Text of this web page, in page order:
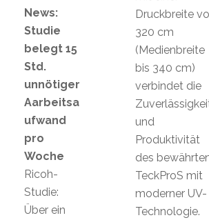
Druckbreite
320 cm
(Medienbreite
bis 340 cm)
verbindet die
und
Produktivität
des
TeckProS mit
moderner UV-
Technologie.
News:
Studie
belegt 15
Std.
unnötiger
Aarbeitsa
ufwand
pro
Woche
Ricoh-
Studie:
Über ein